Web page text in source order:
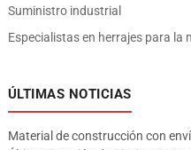
Suministro industrial
Especialistas en herrajes para la
ÚLTIMAS NOTICIAS
Material de construcción con